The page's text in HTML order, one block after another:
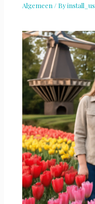
Algemeen / Byinstall_us